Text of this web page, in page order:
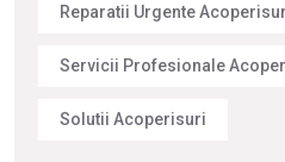
Reparatii Urgente
Servicii Profesionale
Solutii Acoperisuri